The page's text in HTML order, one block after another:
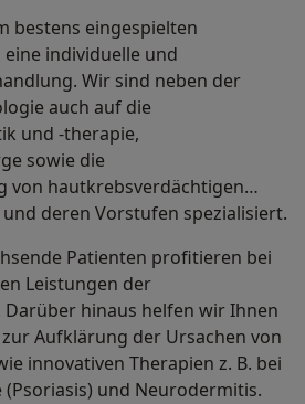
bestens eingespielten
individuelle und
Wir sind neben der
auch auf die
und -therapie,
sowie die
von hautkrebsverdächtigen
deren Vorstufen spezialisiert.
Patienten profitieren bei
Leistungen der
hinaus helfen wir Ihnen
Aufklärung der Ursachen von
innovativen Therapien z. B. bei
und Neurodermitis.